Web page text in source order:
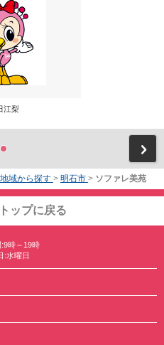
江梨
域から探す > 明石市 > ソファレ美苑
ップに戻る
時～19時
:水曜日